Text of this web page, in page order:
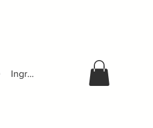
Ingresar